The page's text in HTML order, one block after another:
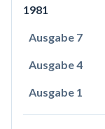
1981
Ausgabe 7
Ausgabe 4
Ausgabe 1